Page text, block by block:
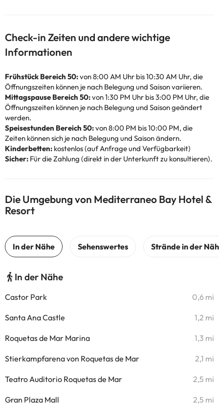
Check-in Zeiten und andere wichtige
Informationen
Frühstück Bereich 50:von 8:00 AM Uhr bis 10:30 AM Uhr, die
Öffnungszeiten können je nach Belegung und Saison variieren.
Mittagspause Bereich 50:von 1:30 PM Uhr bis 3:00 PM Uhr, die
Öffnungszeiten können je nach Belegung und Saison geändert
werden.
Speisestunden Bereich 50:von 8:00 PM bis 10:00 PM, die
Zeiten können sich je nach Belegung und Saison ändern.
Kinderbetten: kostenlos (auf Anfrage und Verfügbarkeit)
Sicher: Für die Zahlung (direkt in der Unterkunft zu konsultieren).
Die Umgebung von Mediterraneo Bay Hotel &
Resort
In der Nähe
Castor Park 0,6 mi
Santa Ana Castle 1,2 mi
Roquetas de Mar Marina 1,3 mi
Stierkampfarena von Roquetas de Mar 2,1 mi
Teatro Auditorio Roquetas de Mar 2,5 mi
Gran Plaza Mall 2,5 mi